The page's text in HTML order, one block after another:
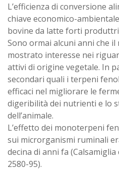
L’efficienza di conversione
chiave economico-
bovine da latte forti
Sono ormai alcuni anni che
mostrato interesse nei
attivi di origine vegetale. In
secondari quali i terpeni
efficaci nel migliorare le
digeribilità dei nutrienti e lo
dell’animale.
L’effetto dei monoterpeni
sui microrganismi ruminali
decina di anni fa (Calsamiglia
2580-95).